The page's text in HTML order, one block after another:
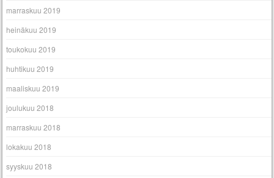
marraskuu 2019
heinäkuu 2019
toukokuu 2019
huhtikuu 2019
maaliskuu 2019
joulukuu 2018
marraskuu 2018
lokakuu 2018
syyskuu 2018